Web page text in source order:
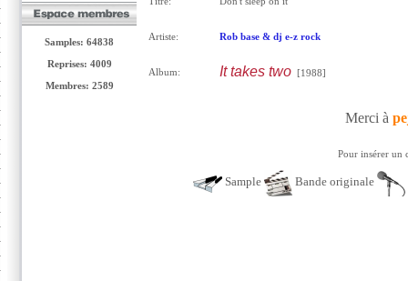
Samples: 64838
Reprises: 4009
Membres: 2589
Artiste: Rob base & dj e-z rock
Album: It takes two[1988]
Merci à
Pour insérer un
Sample Bande originale